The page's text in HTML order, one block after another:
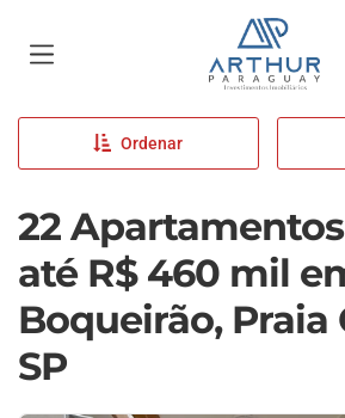
Página inicial
Ordenar
22
até R$ 460 mil
Boqueirão, Praia
SP